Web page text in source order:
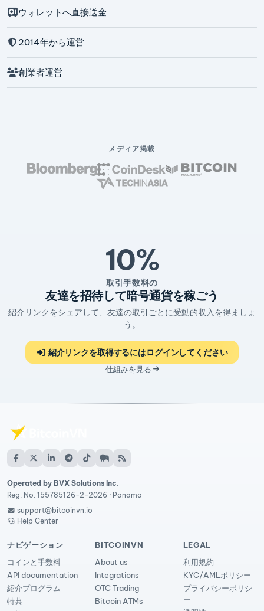
ウォレットへ直接送金
2014年から運営
創業者運営
メディア掲載
10%
取引手数料の
友達を招待して暗号通貨を稼ごう
紹介リンクをシェアして、友達の取引ごとに受動的収入を得ましょ
う。
紹介リンクを取得するにはログインしてください
仕組みを見る
Operated by BVX Solutions Inc.
Reg. No. 155785126-2-2026 · Panama
support@bitcoinvn.io
Help Center
ナビゲーション
コインと手数料
API documentation
紹介プログラム
特典
BITCOINVN
About us
Integrations
OTC Trading
Bitcoin ATMs
LEGAL
利用規約
KYC/AMLポリシー
プライバシーポリシ
ー